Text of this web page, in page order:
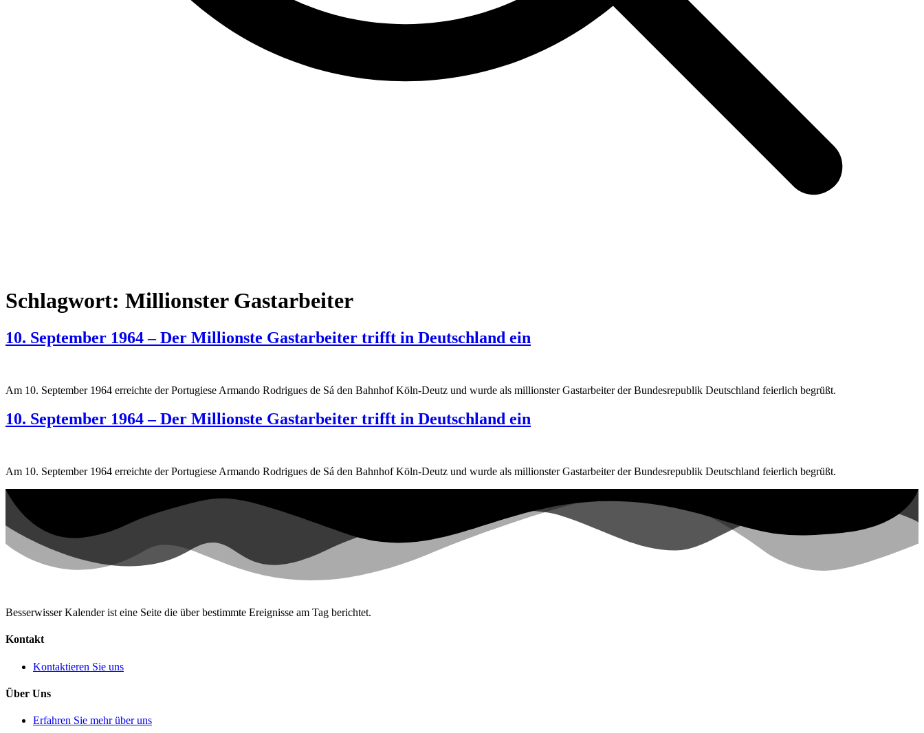
Schlagwort: Millionster Gastarbeiter
10. September 1964 – Der Millionste Gastarbeiter trifft in Deutschland ein
Am 10. September 1964 erreichte der Portugiese Armando Rodrigues de Sá den Bahnhof Köln-Deutz und wurde als millionster Gastarbeiter der Bundesrepublik Deutschland feierlich begrüßt.
10. September 1964 – Der Millionste Gastarbeiter trifft in Deutschland ein
Am 10. September 1964 erreichte der Portugiese Armando Rodrigues de Sá den Bahnhof Köln-Deutz und wurde als millionster Gastarbeiter der Bundesrepublik Deutschland feierlich begrüßt.
Besserwisser Kalender ist eine Seite die über bestimmte Ereignisse am Tag berichtet.
Kontakt
Kontaktieren Sie uns
Über Uns
Erfahren Sie mehr über uns